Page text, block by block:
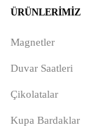
ÜRÜNLERIMIZ
Magnetler
Duvar Saatleri
Çikolatalar
Kupa Bardaklar